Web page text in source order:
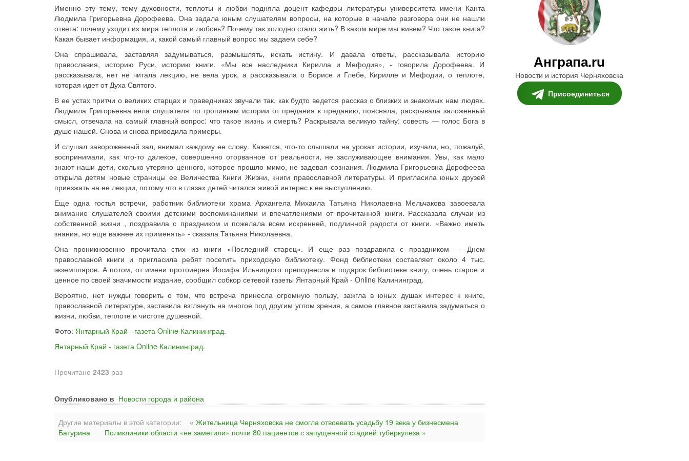
Именно эту тему, тему духовности, теплоты и любви подняла доцент кафедры литературы университета имени Канта
Людмила Григорьевна Дорофеева. Она задала юным слушателям вопросы, на которые в начале разговора они не нашли
ответа: почему уходит из мира теплота и любовь? Почему так холодно стало жить? В каком мире мы живем? Что такое книга?
Какая бывает информация, и, какой самый главный вопрос мы задаем себе?
Она спрашивала, заставляя задумываться, размышлять, искать истину. И давала ответы, рассказывала историю
православия, историю Руси, историю книги. «Мы все наследники Кирилла и Мефодия», - говорила Дорофеева. И
рассказывала, нет не читала лекцию, не вела урок, а рассказывала о Борисе и Глебе, Кирилле и Мефодии, о теплоте,
которая идет от Духа Святого.
В ее устах притчи о великих старцах и праведниках звучали так, как будто ведется рассказ о близких и знакомых нам людях.
Людмила Григорьевна вела слушателя по тропинкам истории от предания к преданию, поясняла, раскрывала заложенный
смысл, отвечала на самый главный вопрос: что такое жизнь и смерть? Раскрывала великую тайну: совесть — голос Бога в
душе нашей. Снова и снова приводила примеры.
И слушал завороженный зал, внимал каждому ее слову. Кажется, что-то слышали на уроках истории, изучали, но, пожалуй,
воспринимали, как что-то далекое, совершенно оторванное от реальности, не заслуживающее внимания. Увы, как мало
знают наши дети, сколько утеряно ценного, которое прошло мимо, не задевая сознания. Людмила Григорьевна Дорофеева
открыла детям новые страницы ее Величества Книги Жизни, книги православной литературы. И пригласила юных друзей
приезжать на ее лекции, потому что в глазах детей читался живой интерес к ее выступлению.
Еще одна гостья встречи, работник библиотеки храма Архангела Михаила Татьяна Николаевна Мельчакова завоевала
внимание слушателей своими детскими воспоминаниями и впечатлениями от прочитанной книги. Рассказала случаи из
собственной жизни , поздравила с праздником и пожелала всем искренней, подлинной радости от книги. «Важно иметь
знания, но еще важнее их применять» - сказала Татьяна Николаевна.
Она проникновенно прочитала стих из книги «Последний старец». И еще раз поздравила с праздником — Днем
православной книги и пригласила ребят посетить приходскую библиотеку. Фонд библиотеки составляет около 4 тыс.
экземпляров. А потом, от имени протоиерея Иосифа Ильницкого преподнесла в подарок библиотеке книгу, очень старое и
ценное по своей значимости издание, сообщил собкор сетевой газеты Янтарный Край - Online Калининград.
Вероятно, нет нужды говорить о том, что встреча принесла огромную пользу, зажгла в юных душах интерес к книге,
православной литературе, заставила взглянуть на многое под другим углом зрения, а самое главное заставила задуматься о
жизни, любви, теплоте и чистоте душевной.
Фото: Янтарный Край - газета Online Калининград.
Янтарный Край - газета Online Калининград.
Прочитано 2423 раз
Опубликовано в Новости города и района
Другие материалы в этой категории:
« Жительница Черняховска не смогла отвоевать усадьбу 19 века у бизнесмена
Батурина
Поликлиники области «не заметили» почти 80 пациентов с запущенной стадией туберкулеза »
Анграпа.ru
Новости и история Черняховска
Присоединиться